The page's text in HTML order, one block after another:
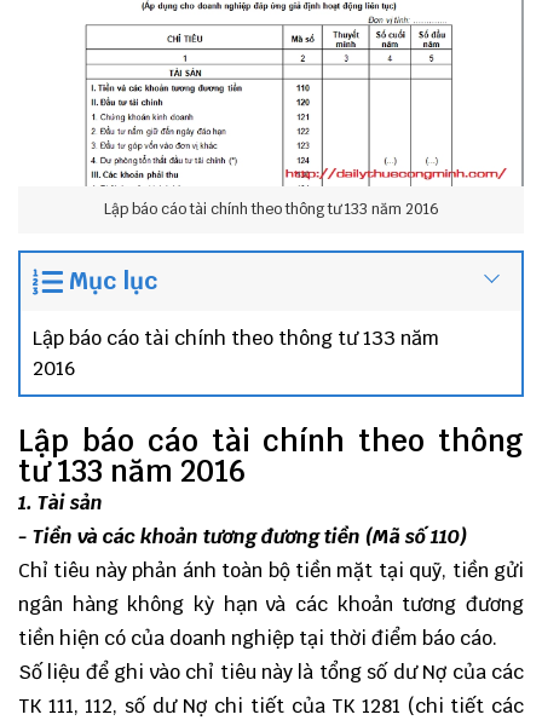
Lập báo cáo tài chính theo thông tư 133 năm 2016
Mục lục
Lập báo cáo tài chính theo thông tư 133 năm
2016
Lập báo cáo tài chính theo thông
tư 133 năm 2016
1. Tài sản
- Tiền và các khoản tương đương tiền (Mã số 110)
Chỉ tiêu này phản ánh toàn bộ tiền mặt tại quỹ, tiền gửi
ngân hàng không kỳ hạn và các khoản tương đương
tiền hiện có của doanh nghiệp tại thời điểm báo cáo.
Số liệu để ghi vào chỉ tiêu này là tổng số dư Nợ của các
TK 111, 112, số dư Nợ chi tiết của TK 1281 (chi tiết các